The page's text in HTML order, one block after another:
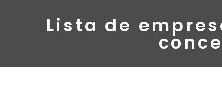
Lista de